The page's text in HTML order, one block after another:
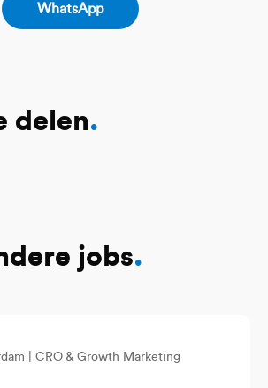
WhatsApp
delen.
jobs.
| CRO & Growth Marketing